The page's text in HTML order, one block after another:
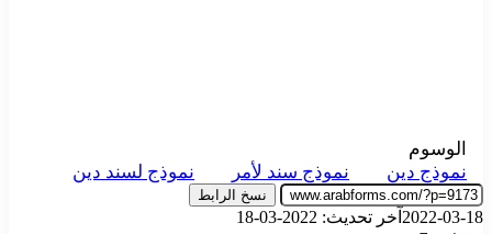
الوسوم
نموذج دين
نموذج سند لأمر نموذج لسند دين
نسخ الرابط
2022-03-18 آخر تحديث: 2022-03-18